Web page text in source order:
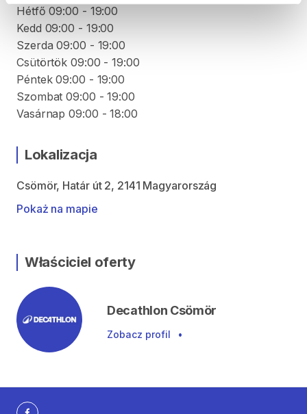
Hétfő 09:00 - 19:00
Kedd 09:00 - 19:00
Szerda 09:00 - 19:00
Csütörtök 09:00 - 19:00
Péntek 09:00 - 19:00
Szombat 09:00 - 19:00
Vasárnap 09:00 - 18:00
Lokalizacja
Csömör, Határ út 2, 2141 Magyarország
Pokaż na mapie
Właściciel oferty
Decathlon Csömör
Zobacz profil •